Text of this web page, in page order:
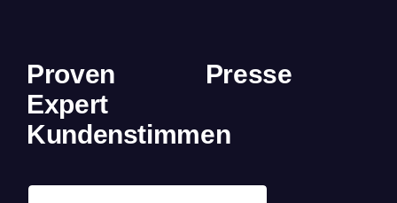
Proven
Expert
Kundenstimmen
Presse